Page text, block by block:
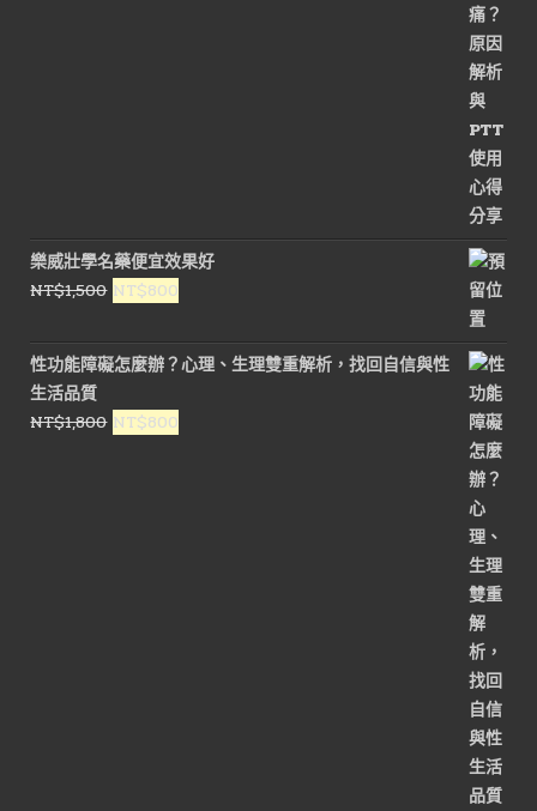
樂威壯學名藥便宜效果好
NT$1,500 原
價
格：
NT$1,500。
NT$800
價
格：
NT$800。
性功能障礙怎麼辦？心理、生理雙重解析，找回自信與性
生活品質
NT$1,800 原
NT$800